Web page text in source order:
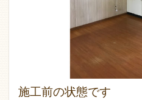
施工前の状態です